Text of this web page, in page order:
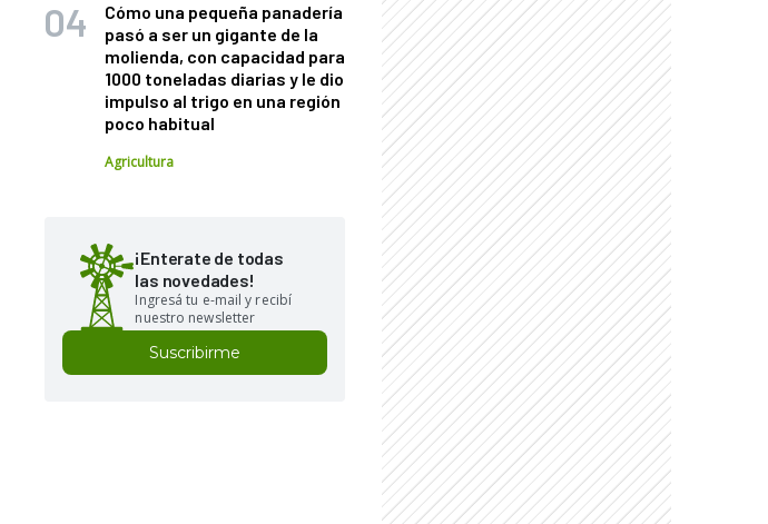
Cómo una pequeña panadería
pasó a ser un gigante de la
molienda, con capacidad para
1000 toneladas diarias y le dio
impulso al trigo en una región
poco habitual
Agricultura
¡Enterate de todas
las novedades!
Ingresá tu e-mail y recibí
nuestro newsletter
Suscribirme